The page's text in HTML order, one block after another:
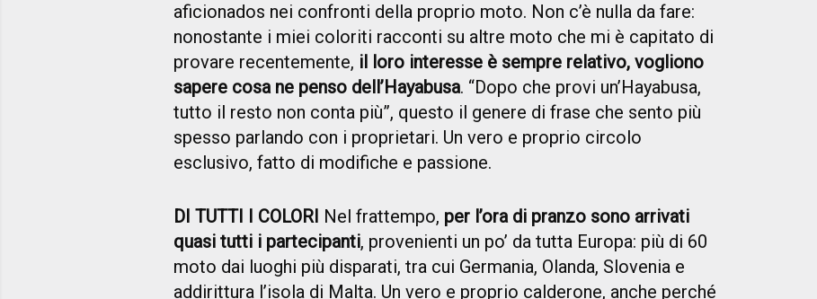
aficionados nei confronti della proprio moto. Non c’è nulla da fare:
nonostante i miei coloriti racconti su altre moto che mi è capitato di
provare recentemente, il loro interesse è sempre relativo, vogliono
sapere cosa ne penso dell’Hayabusa. “Dopo che provi un’Hayabusa,
tutto il resto non conta più”, questo il genere di frase che sento più
spesso parlando con i proprietari. Un vero e proprio circolo
esclusivo, fatto di modifiche e passione.
DI TUTTI I COLORI Nel frattempo, per l’ora di pranzo sono arrivati
quasi tutti i partecipanti, provenienti un po’ da tutta Europa: più di 60
moto dai luoghi più disparati, tra cui Germania, Olanda, Slovenia e
addirittura l’isola di Malta. Un vero e proprio calderone, anche perché